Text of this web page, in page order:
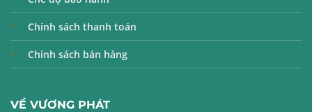
Chính sách thanh toán
Chính sách bán hàng
VỀ VƯƠNG PHÁT